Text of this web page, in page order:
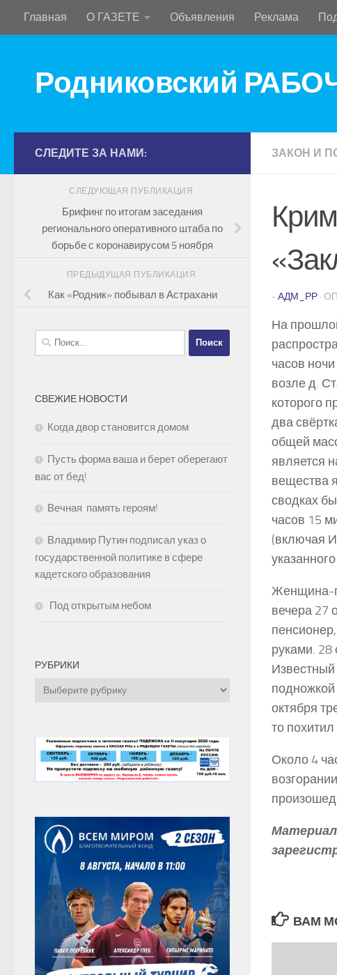
Перейти к содержимому
Главная О ГАЗЕТЕ Объявления Реклама
Родниковский
ЗАКОН И
- АДМ_РР ·
На
часов
возле д.
которого
два
общей
является
вещества
сводках
часов 15
(включая
Женщина-
вечера 27
руками.
Известный
октября
то
Около 4
Материал
ВАМ
СЛЕДИТЕ ЗА НАМИ:
СЛЕДУЮЩАЯ ПУБЛИКАЦИЯ
Брифинг по итогам заседания
регионального оперативного штаба по
борьбе с коронавирусом 5 ноября
ПРЕДЫДУЩАЯ ПУБЛИКАЦИЯ
Как «Родник» побывал в Астрахани
Найти:
СВЕЖИЕ НОВОСТИ
Когда двор становится домом
Пусть форма ваша и берет оберегают
вас от бед!
Вечная память героям!
Владимир Путин подписал указ о
государственной политике в сфере
кадетского образования
Под открытым небом
РУБРИКИ
Рубрики